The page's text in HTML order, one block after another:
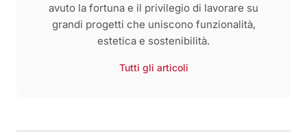
avuto la fortuna e il privilegio di lavorare su
grandi progetti che uniscono funzionalità,
estetica e sostenibilità.
Tutti gli articoli